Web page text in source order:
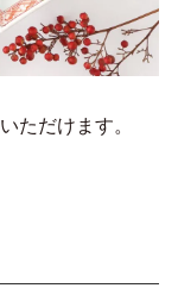
ただけます。